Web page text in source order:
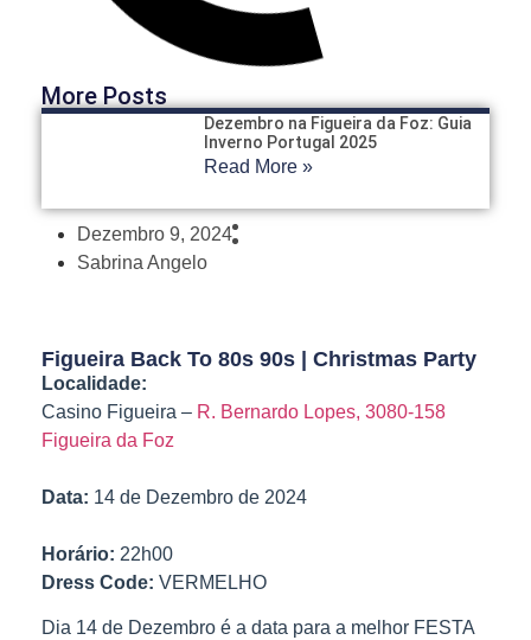
Dezembro 9, 2024
Sabrina Angelo
Figueira Back To 80s 90s | Christmas Party
Localidade:
Casino Figueira – R. Bernardo Lopes, 3080-158
Figueira da Foz
Data: 14 de Dezembro de 2024
Horário: 22h00
Dress Code: VERMELHO
Dia 14 de Dezembro é a data para a melhor FESTA
More Posts
Dezembro na Figueira da Foz: Guia
Inverno Portugal 2025
Read More »